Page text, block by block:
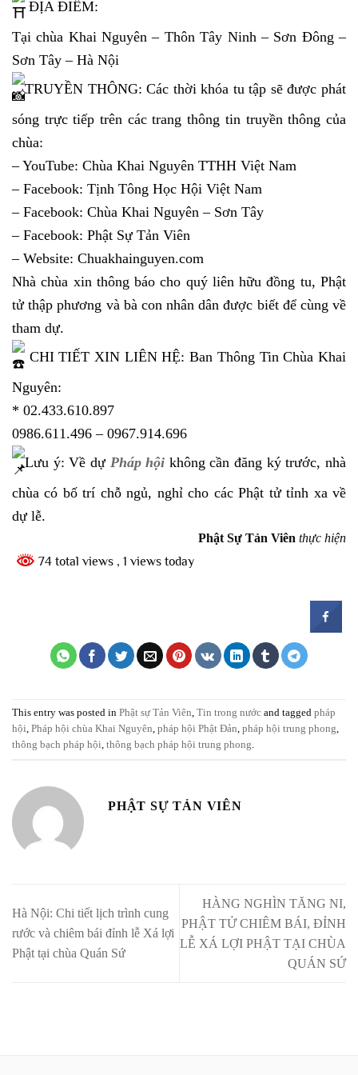
ĐỊA ĐIỂM:
Tại chùa Khai Nguyên – Thôn Tây Ninh – Sơn Đông –
Sơn Tây – Hà Nội
TRUYỀN THÔNG: Các thời khóa tu tập sẽ được phát
sóng trực tiếp trên các trang thông tin truyền thông của
chùa:
– YouTube: Chùa Khai Nguyên TTHH Việt Nam
– Facebook: Tịnh Tông Học Hội Việt Nam
– Facebook: Chùa Khai Nguyên – Sơn Tây
– Facebook: Phật Sự Tản Viên
– Website: Chuakhainguyen.com
Nhà chùa xin thông báo cho quý liên hữu đồng tu, Phật
tử thập phương và bà con nhân dân được biết để cùng về
tham dự.
CHI TIẾT XIN LIÊN HỆ: Ban Thông Tin Chùa Khai
Nguyên:
* 02.433.610.897
0986.611.496 – 0967.914.696
Lưu ý: Về dự Pháp hội không cần đăng ký trước, nhà
chùa có bố trí chỗ ngủ, nghỉ cho các Phật tử tỉnh xa về
dự lễ.
Phật Sự Tản Viên thực hiện
74 total views , 1 views today
This entry was posted in Phật sự Tản Viên, Tin trong nước and tagged pháp
hội, Pháp hội chùa Khai Nguyên, pháp hội Phật Đản, pháp hội trung phong,
thông bạch pháp hội, thông bạch pháp hội trung phong.
PHẬT SỰ TẢN VIÊN
Hà Nội: Chi tiết lịch trình cung
rước và chiêm bái đỉnh lễ Xá lợi
Phật tại chùa Quán Sứ
HÀNG NGHÌN TĂNG NI,
PHẬT TỬ CHIÊM BÁI, ĐỈNH
LỄ XÁ LỢI PHẬT TẠI CHÙA
QUÁN SỨ